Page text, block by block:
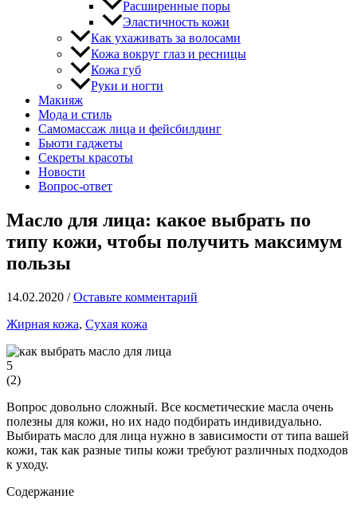
Расширенные поры
Эластичность кожи
Как ухаживать за волосами
Кожа вокруг глаз и ресницы
Кожа губ
Руки и ногти
Макияж
Мода и стиль
Самомассаж лица и фейсбилдинг
Бьюти гаджеты
Секреты красоты
Новости
Вопрос-ответ
Масло для лица: какое выбрать по
типу кожи, чтобы получить максимум
пользы
14.02.2020 /Оставьте комментарий
Жирная кожа, Сухая кожа
5
(2)
Вопрос довольно сложный. Все косметические масла очень
полезны для кожи, но их надо подбирать индивидуально.
Выбирать масло для лица нужно в зависимости от типа вашей
кожи, так как разные типы кожи требуют различных подходов
к уходу.
Содержание